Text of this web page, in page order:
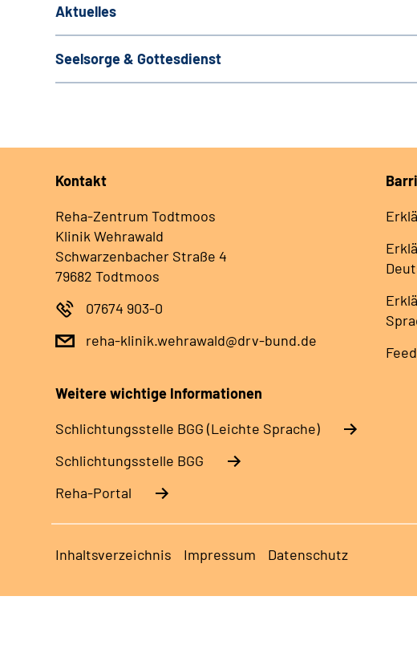
Aktuelles
Seelsorge & Gottesdienst
Kontakt
Reha-Zentrum Todtmoos
Klinik Wehrawald
Schwarzenbacher Straße 4
79682 Todtmoos
07674 903-0
reha-klinik.wehrawald@drv-bund.de
Weitere wichtige Informationen
Schlich­tungs­stel­le BGG (Leichte Sprache)
Schlich­tungs­stel­le BGG
Reha-Portal
Inhaltsverzeichnis Impressum Datenschutz